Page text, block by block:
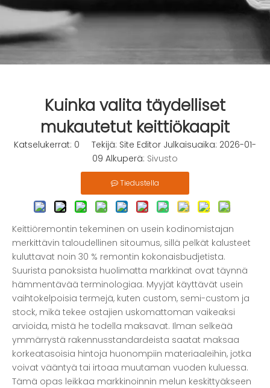
Kuinka valita täydelliset
mukautetut keittiökaapit
Katselukerrat: 0 Tekijä: Site Editor Julkaisuaika: 2026-01-
09 Alkuperä: Sivusto
Tiedustella
Keittiöremontin tekeminen on usein kodinomistajan
merkittävin taloudellinen sitoumus, sillä pelkät kalusteet
kuluttavat noin 30 % remontin kokonaisbudjetista.
Suurista panoksista huolimatta markkinat ovat täynnä
hämmentävää terminologiaa. Myyjät käyttävät usein
vaihtokelpoisia termejä, kuten custom, semi-custom ja
stock, mikä tekee ostajien uskomattoman vaikeaksi
arvioida, mistä he todella maksavat. Ilman selkeää
ymmärrystä rakennusstandardeista saatat maksaa
korkeatasoisia hintoja huonompiin materiaaleihin, jotka
voivat vääntyä tai irtoaa muutaman vuoden kuluessa.
Tämä opas leikkaa markkinoinnin melun keskittyäkseen